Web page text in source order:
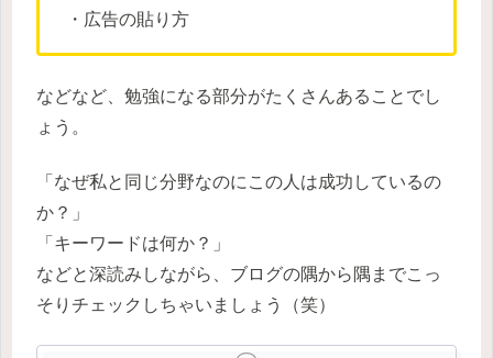
・広告の貼り方
などなど、勉強になる部分がたくさんあることでし
ょう。
「なぜ私と同じ分野なのにこの人は成功しているの
か？」
「キーワードは何か？」
などと深読みしながら、ブログの隅から隅までこっ
そりチェックしちゃいましょう（笑）